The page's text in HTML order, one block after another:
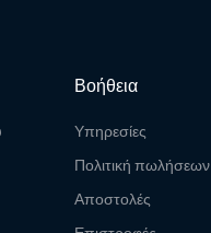
Βοήθεια
Υπηρεσίες
Πολιτική πωλήσεων
Αποστολές